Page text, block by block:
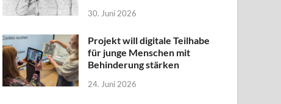
30. Juni 2026
Projekt will digitale Teilhabe
für junge Menschen mit
Behinderung stärken
24. Juni 2026